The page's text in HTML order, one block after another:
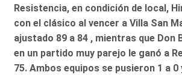
Resistencia, en condición de local,
con el clásico al vencer a Villa San
ajustado 89 a 84 , mientras que Don
en un partido muy parejo le ganó a
75. Ambos equipos se pusieron 1 a 0